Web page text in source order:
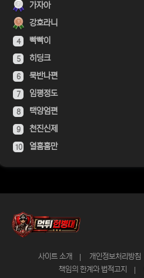
가자아
강호라니
4 빡빡이
5 히딩크
6 묵반나편
7 임평정도
8 택양엄편
9 천진신제
10 열훔훔만
사이트 소개 개인정보처리방침
책임의 한계와 법적고지